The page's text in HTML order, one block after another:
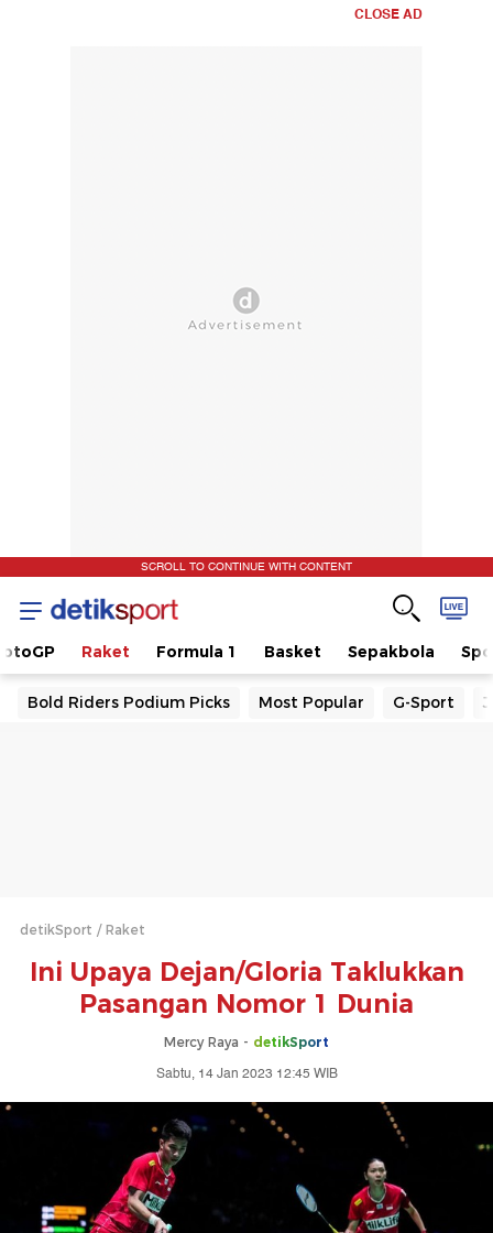
CLOSE AD
SCROLL TO CONTINUE WITH CONTENT
Raket Formula 1 Basket Sepakbola
Bold Riders Podium Picks Most Popular G-Sport
detikSport Raket
Ini Upaya Dejan/Gloria Taklukkan
Pasangan Nomor 1 Dunia
Mercy Raya - detikSport
Sabtu, 14 Jan 2023 12:45 WIB